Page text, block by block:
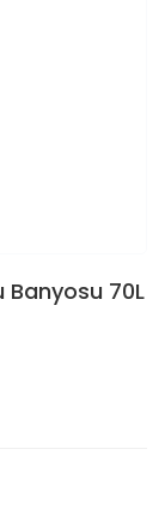
Banyosu 70L